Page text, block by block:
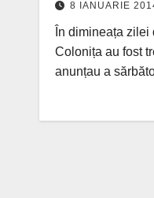
8 IANUARIE
În dimineața
Colonița au fost
anunțau a